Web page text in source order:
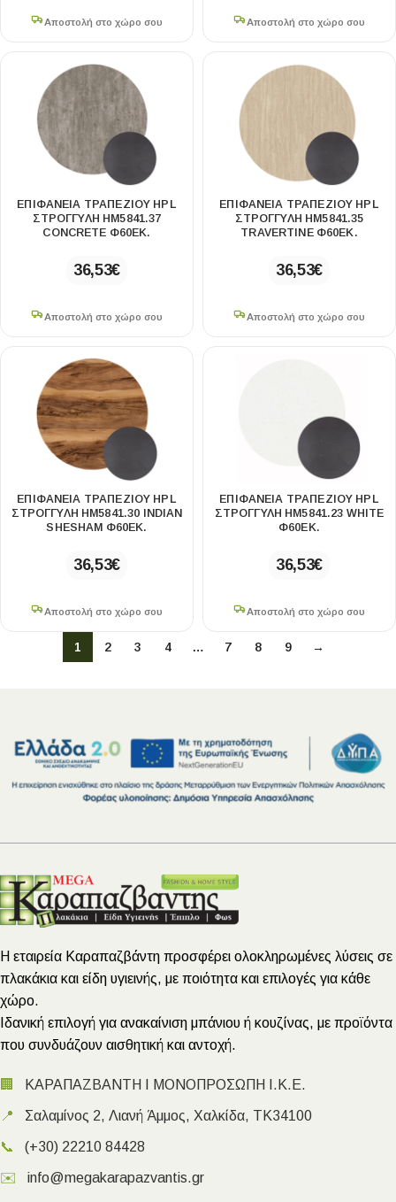
Αποστολή στο χώρο σου Αποστολή στο χώρο σου
ΕΠΙΦΑΝΕΙΑ ΤΡΑΠΕΖΙΟΥ HPL
ΣΤΡΟΓΓΥΛΗ HM5841.37
CONCRETE Φ60ΕΚ.
36,53€
Αποστολή στο χώρο σου
ΕΠΙΦΑΝΕΙΑ ΤΡΑΠΕΖΙΟΥ HPL
ΣΤΡΟΓΓΥΛΗ HM5841.35
TRAVERTINE Φ60ΕΚ.
36,53€
Αποστολή στο χώρο σου
ΕΠΙΦΑΝΕΙΑ ΤΡΑΠΕΖΙΟΥ HPL
ΣΤΡΟΓΓΥΛΗ HM5841.30 INDIAN
SHESHAM Φ60ΕΚ.
36,53€
Αποστολή στο χώρο σου
ΕΠΙΦΑΝΕΙΑ ΤΡΑΠΕΖΙΟΥ HPL
ΣΤΡΟΓΓΥΛΗ HM5841.23 WHITE
Φ60ΕΚ.
36,53€
Αποστολή στο χώρο σου
1 2 3 4 … 7 8 9 →
Η εταιρεία Καραπαζβάντη προσφέρει ολοκληρωμένες λύσεις σε
πλακάκια και είδη υγιεινής, με ποιότητα και επιλογές για κάθε
χώρο.
Ιδανική επιλογή για ανακαίνιση μπάνιου ή κουζίνας, με προϊόντα
που συνδυάζουν αισθητική και αντοχή.
🏢 ΚΑΡΑΠΑΖΒΑΝΤΗ Ι ΜΟΝΟΠΡΟΣΩΠΗ Ι.Κ.Ε.
📍 Σαλαμίνος 2, Λιανή Άμμος, Χαλκίδα, ΤΚ34100
📞 (+30) 22210 84428
✉️ info@megakarapazvantis.gr